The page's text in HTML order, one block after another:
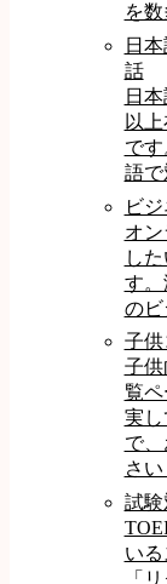
を
日
話
日
以
で
語で
ビ
オ
し
す
のビ
子
子
覧
実
で
さい
試
い
「